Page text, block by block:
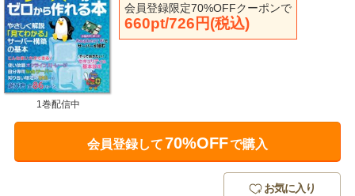
会員登録限定70%OFFクーポンで
660pt/726円(税込)
1巻配信中
会員登録して70%OFFで購入
お気に入り